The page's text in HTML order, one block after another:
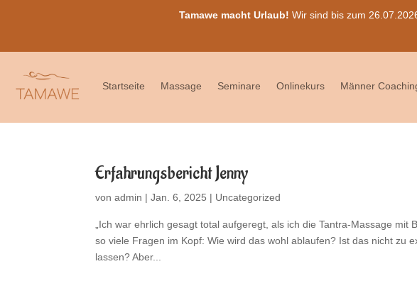
Tamawe macht Urlaub! Wir sind bis zum
Startseite Massage Seminare Onlinekurs Männer
Erfahrungsbericht Jenny
vonadmin |Jan. 6, 2025 | Uncategorized
„Ich war ehrlich gesagt total aufgeregt, als ich die Tantra-Massage
so viele Fragen im Kopf: Wie wird das wohl ablaufen? Ist das nicht zu
lassen? Aber...